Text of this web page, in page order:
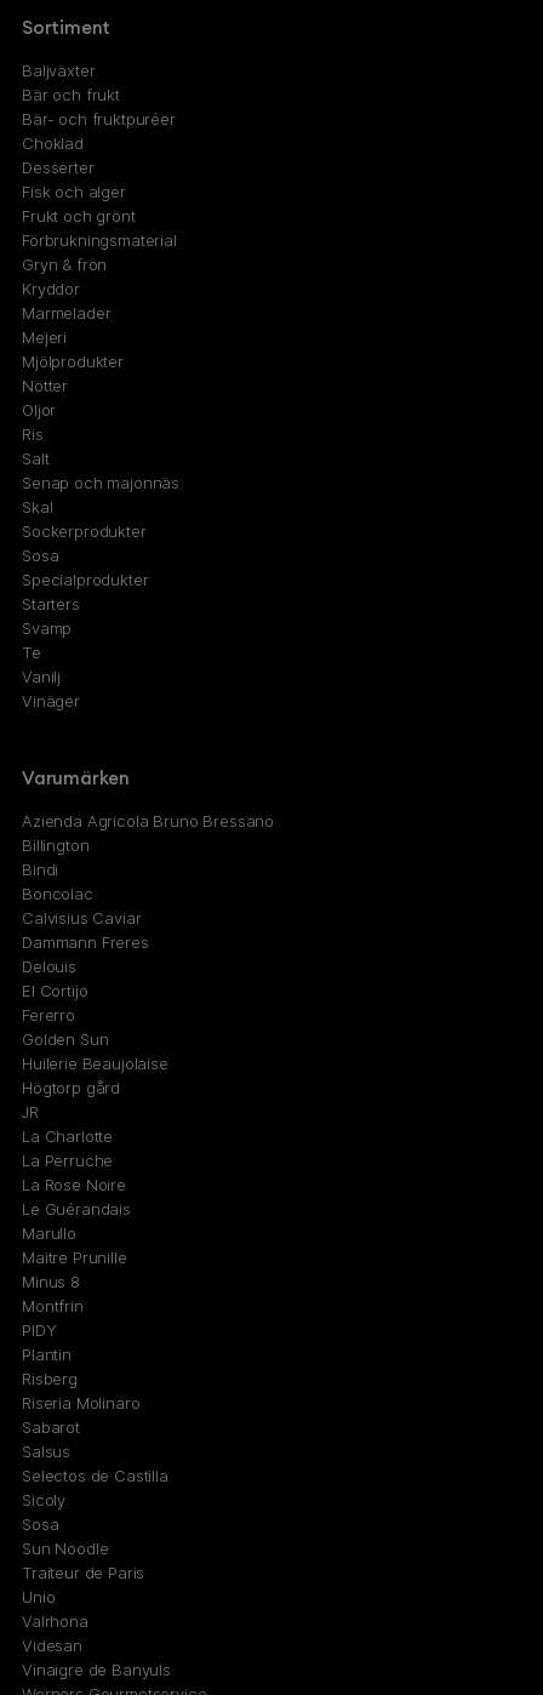
Sortiment
Baljväxter
Bär och frukt
Bär- och fruktpuréer
Choklad
Desserter
Fisk och alger
Frukt och grönt
Förbrukningsmaterial
Gryn & frön
Kryddor
Marmelader
Mejeri
Mjölprodukter
Nötter
Oljor
Ris
Salt
Senap och majonnäs
Skal
Sockerprodukter
Sosa
Specialprodukter
Starters
Svamp
Te
Vanilj
Vinäger
Varumärken
Azienda Agricola Bruno Bressano
Billington
Bindi
Boncolac
Calvisius Caviar
Dammann Freres
Delouis
El Cortijo
Fererro
Golden Sun
Huilerie Beaujolaise
Högtorp gård
JR
La Charlotte
La Perruche
La Rose Noire
Le Guérandais
Marullo
Maitre Prunille
Minus 8
Montfrin
PIDY
Plantin
Risberg
Riseria Molinaro
Sabarot
Salsus
Selectos de Castilla
Sicoly
Sosa
Sun Noodle
Traiteur de Paris
Unio
Valrhona
Videsan
Vinaigre de Banyuls